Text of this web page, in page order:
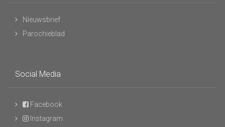
Nieuwsbrief
Parochieblad
Social Media
Facebook
Instagram